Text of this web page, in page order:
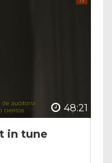
48:21
in tune